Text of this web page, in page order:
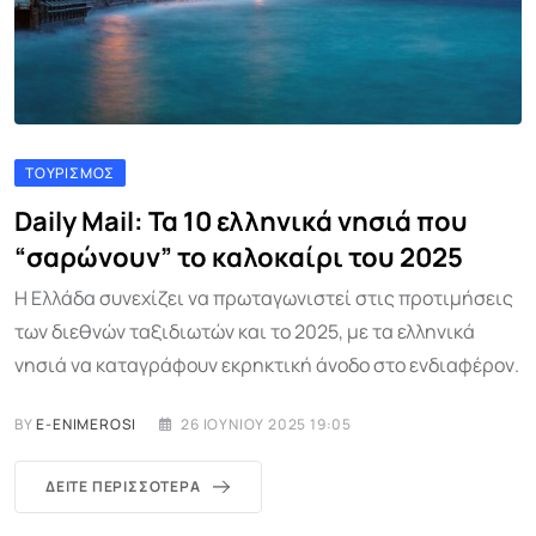
ΤΟΥΡΙΣΜΌΣ
Daily Mail: Τα 10 ελληνικά νησιά που
“σαρώνουν” το καλοκαίρι του 2025
Η Ελλάδα συνεχίζει να πρωταγωνιστεί στις προτιμήσεις
των διεθνών ταξιδιωτών και το 2025, με τα ελληνικά
νησιά να καταγράφουν εκρηκτική άνοδο στο ενδιαφέρον.
BYE-ENIMEROSI 26 ΙΟΥΝΊΟΥ 2025 19:05
ΔΕΊΤΕ ΠΕΡΙΣΣΌΤΕΡΑ